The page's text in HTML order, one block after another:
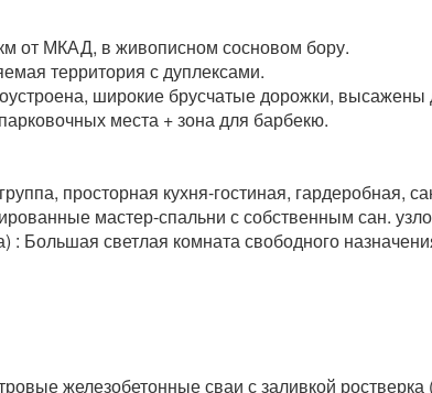
от МКАД, в живописном сосновом бору.
территория с дуплексами.
широкие брусчатые дорожки, высажены
места + зона для барбекю.
просторная кухня-гостиная, гардеробная,
мастер-спальни с собственным сан.
: Большая светлая комната свободного
железобетонные сваи с заливкой